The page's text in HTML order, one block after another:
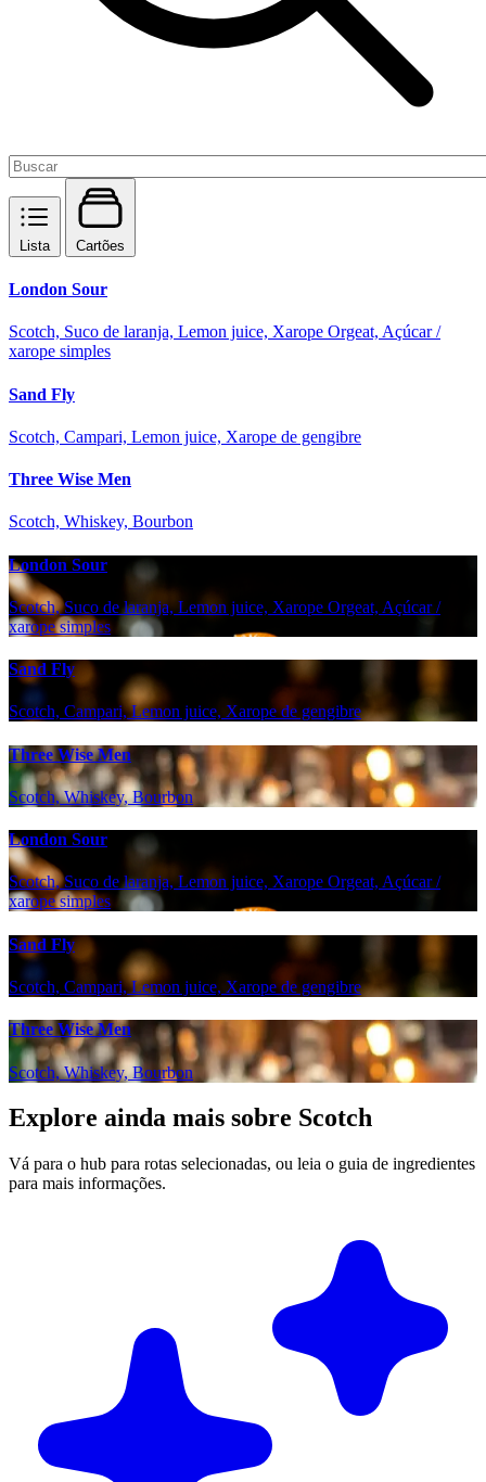
Lista Cartões
London Sour
Scotch, Suco de laranja, Lemon juice, Xarope Orgeat, Açúcar /
xarope simples
Sand Fly
Scotch, Campari, Lemon juice, Xarope de gengibre
Three Wise Men
Scotch, Whiskey, Bourbon
London Sour
Scotch, Suco de laranja, Lemon juice, Xarope Orgeat, Açúcar /
xarope simples
Sand Fly
Scotch, Campari, Lemon juice, Xarope de gengibre
Three Wise Men
Scotch, Whiskey, Bourbon
London Sour
Scotch, Suco de laranja, Lemon juice, Xarope Orgeat, Açúcar /
xarope simples
Sand Fly
Scotch, Campari, Lemon juice, Xarope de gengibre
Three Wise Men
Scotch, Whiskey, Bourbon
Explore ainda mais sobre Scotch
Vá para o hub para rotas selecionadas, ou leia o guia de ingredientes
para mais informações.